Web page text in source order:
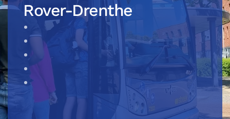
Rover-Drenthe